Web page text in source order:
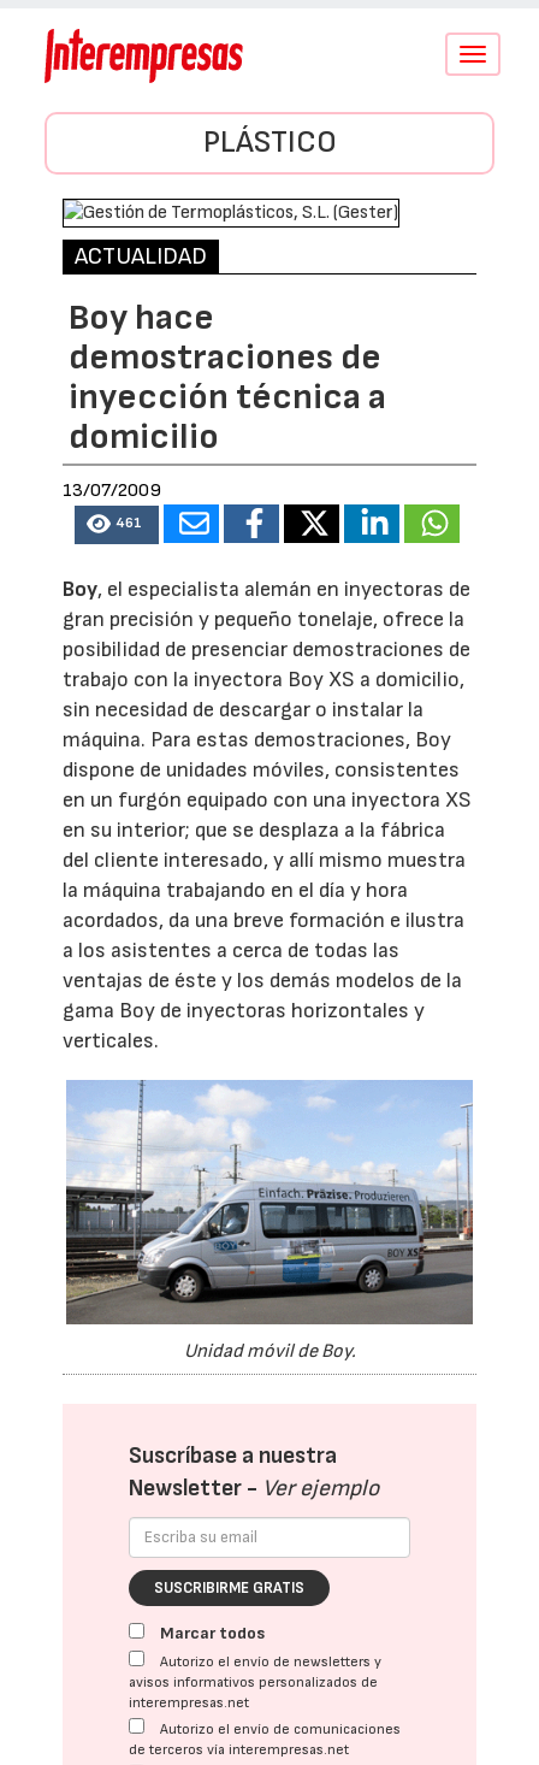
Conmutar
PLÁSTICO
ACTUALIDAD
Boy hace
demostraciones de
inyección técnica a
domicilio
13/07/2009
461
Boy, el especialista alemán en inyectoras de
gran precisión y pequeño tonelaje, ofrece la
posibilidad de presenciar demostraciones de
trabajo con la inyectora Boy XS a domicilio,
sin necesidad de descargar o instalar la
máquina. Para estas demostraciones, Boy
dispone de unidades móviles, consistentes
en un furgón equipado con una inyectora XS
en su interior; que se desplaza a la fábrica
del cliente interesado, y allí mismo muestra
la máquina trabajando en el día y hora
acordados, da una breve formación e ilustra
a los asistentes a cerca de todas las
ventajas de éste y los demás modelos de la
gama Boy de inyectoras horizontales y
verticales.
Unidad móvil de Boy.
Suscríbase a nuestra
Newsletter - Ver ejemplo
SUSCRIBIRME GRATIS
Marcar todos
Autorizo el envío de newsletters y
avisos informativos personalizados de
interempresas.net
Autorizo el envío de comunicaciones
de terceros vía interempresas.net